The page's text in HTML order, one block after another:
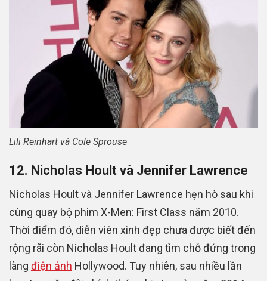
Lili Reinhart và Cole Sprouse
12. Nicholas Hoult và Jennifer Lawrence
Nicholas Hoult và Jennifer Lawrence hẹn hò sau khi
cùng quay bộ phim X-Men: First Class năm 2010.
Thời điểm đó, diễn viên xinh đẹp chưa được biết đến
rộng rãi còn Nicholas Hoult đang tìm chỗ đứng trong
làng điện ảnh Hollywood. Tuy nhiên, sau nhiều lần